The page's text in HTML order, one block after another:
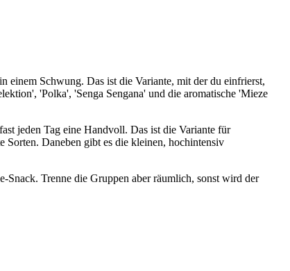
einem Schwung. Das ist die Variante, mit der du einfrierst,
'Polka', 'Senga Sengana' und die aromatische 'Mieze
jeden Tag eine Handvoll. Das ist die Variante für
Sorten. Daneben gibt es die kleinen, hochintensiv
Trenne die Gruppen aber räumlich, sonst wird der